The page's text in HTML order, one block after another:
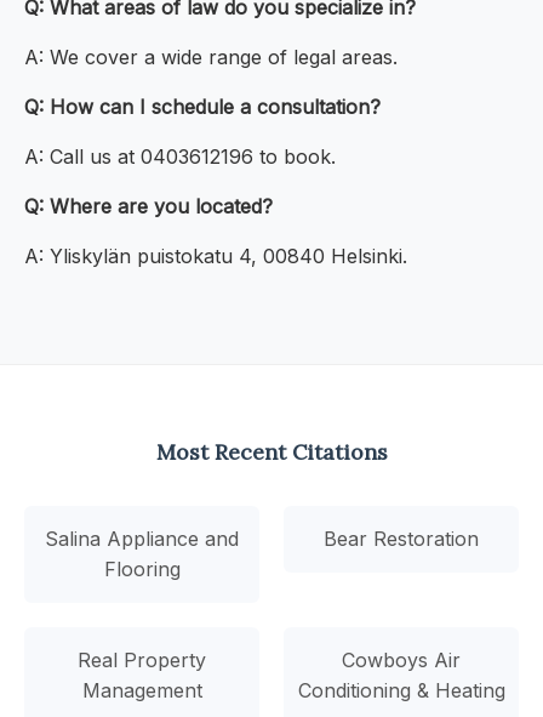
Q: What areas of law do you specialize in?
A: We cover a wide range of legal areas.
Q: How can I schedule a consultation?
A: Call us at 0403612196 to book.
Q: Where are you located?
A: Yliskylän puistokatu 4, 00840 Helsinki.
Most Recent Citations
Salina Appliance and
Flooring
Bear Restoration
Real Property
Management
Cowboys Air
Conditioning & Heating